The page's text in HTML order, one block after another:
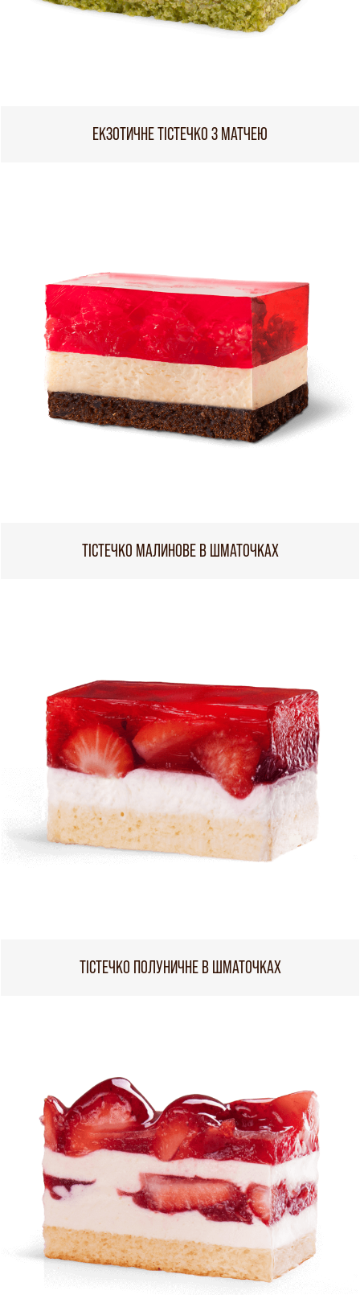
ЕКЗОТИЧНЕ ТІСТЕЧКО З МАТЧЕЮ
ТІСТЕЧКО МАЛИНОВЕ В ШМАТОЧКАХ
ТІСТЕЧКО ПОЛУНИЧНЕ В ШМАТОЧКАХ